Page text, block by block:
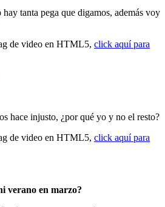
tanta pega que digamos, además voy
de video en HTML5, click aquí para
hace injusto, ¿por qué yo y no el resto?
de video en HTML5, click aquí para
verano en marzo?